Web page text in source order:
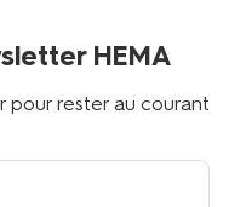
HEMA
pour rester au courant